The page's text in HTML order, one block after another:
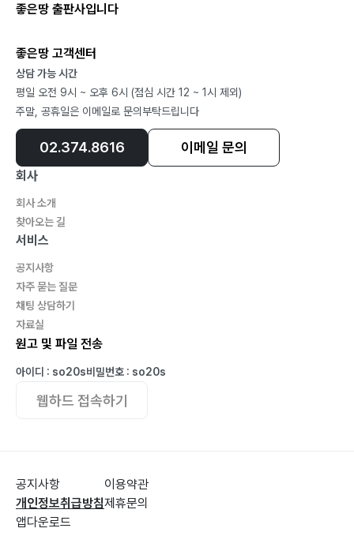
좋은땅 출판사입니다
좋은땅 고객센터
상담 가능 시간
평일 오전 9시 ~ 오후 6시 (점심 시간 12 ~ 1시 제외)
주말, 공휴일은 이메일로 문의부탁드립니다
02.374.8616 이메일 문의
회사
회사 소개
찾아오는 길
서비스
공지사항
자주 묻는 질문
채팅 상담하기
자료실
원고 및 파일 전송
아이디 : so20s비밀번호 : so20s
웹하드 접속하기
공지사항
개인정보취급방침
앱다운로드
이용약관
제휴문의